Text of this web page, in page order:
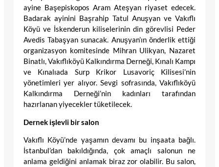
ayine Başepiskopos Aram Ateşyan riyaset edecek.
Badarak ayinini Başrahip Tatul Anuşyan ve Vakıflı
Köyü ve İskenderun kiliselerinin din görevlisi Peder
Avedis Tabaşyan sunacak. Anuşyan’ın önderlik ettiği
organizasyon komitesinde Mihran Ulikyan, Nazaret
Binatlı, Vakıflıköyü Kalkındırma Derneği, Kınalı Kampı
ve Kınalıada Surp Krikor Lusavoriç Kilisesi’nin
yönetimleri yer alıyor. Sevgi sofrasında, Vakıflıköyü
Kalkındırma Derneği’nin kadınları tarafından
hazırlanan yiyecekler tüketilecek.
Dernek işlevli bir salon
Vakıflı Köyü’nde yaşamın devamı bu inşaata bağlı.
İstanbul’dan bakıldığında, çok amaçlı salonun ne
anlama geldiğini anlamak biraz zor olabilir. Bu salon,